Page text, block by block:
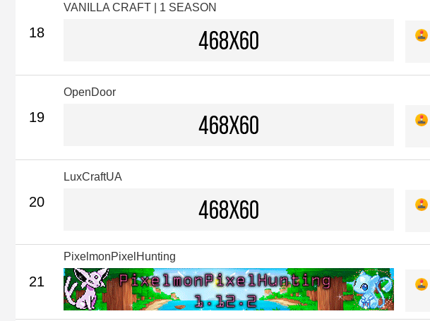
18
VANILLA CRAFT | 1 SEASON
19
OpenDoor
20
LuxCraftUA
21
PixelmonPixelHunting